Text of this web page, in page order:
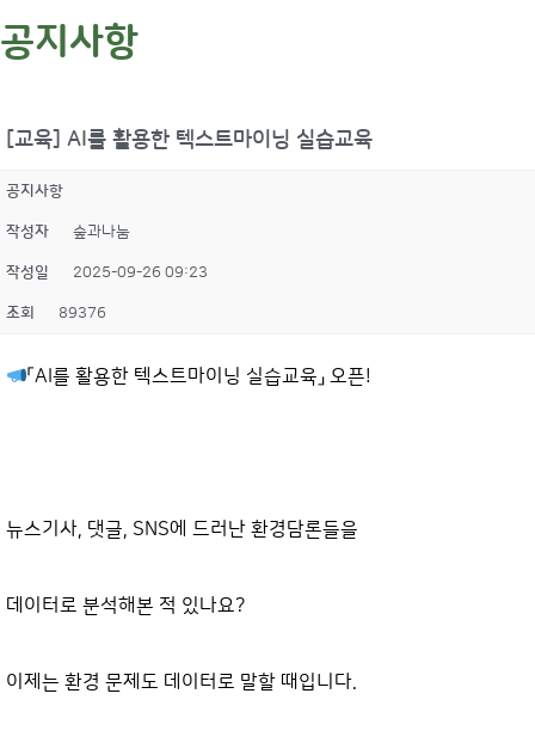
공지사항
[교육] AI를 활용한 텍스트마이닝 실습교육
공지사항
작성자 숲과나눔
작성일 2025-09-26 09:23
조회 89376
「AI를 활용한 텍스트마이닝 실습교육」 오픈!
뉴스기사, 댓글, SNS에 드러난 환경담론들을
데이터로 분석해본 적 있나요?
이제는 환경 문제도 데이터로 말할 때입니다.